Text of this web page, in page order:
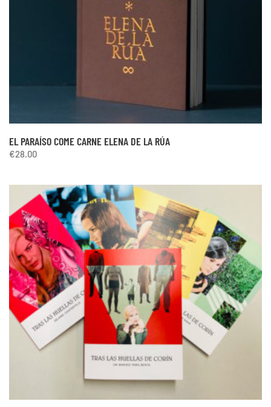
EL PARAÍSO COME CARNE ELENA DE LA RÚA
€28.00